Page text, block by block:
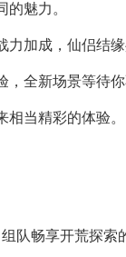
魅力。
加成，仙侣结
全新场景等待你
当精彩的体验。
队畅享开荒探索